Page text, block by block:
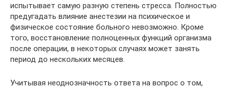
испытывает самую разную степень стресса. Полностью
предугадать влияние анестезии на психическое и
физическое состояние больного невозможно. Кроме
того, восстановление полноценных функций организма
после операции, в некоторых случаях может занять
период до нескольких месяцев.
Учитывая неоднозначность ответа на вопрос о том,